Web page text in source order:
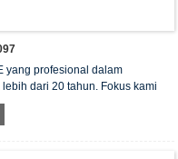
yang profesional dalam
dari 20 tahun. Fokus kami
kami telah memperoleh
penyegelan tinggi",